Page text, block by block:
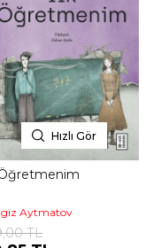
Hızlı Gör
Aytmatov
TL